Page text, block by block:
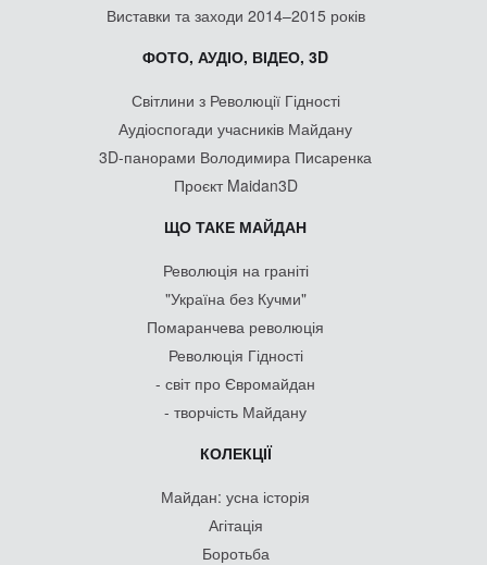
Виставки та заходи 2014–2015 років
ФОТО, АУДІО, ВІДЕО, 3D
Світлини з Революції Гідності
Аудіоспогади учасників Майдану
3D-панорами Володимира Писаренка
Проєкт Maidan3D
ЩО ТАКЕ МАЙДАН
Революція на граніті
"Україна без Кучми"
Помаранчева революція
Революція Гідності
- світ про Євромайдан
- творчість Майдану
КОЛЕКЦІЇ
Майдан: усна історія
Агітація
Боротьба